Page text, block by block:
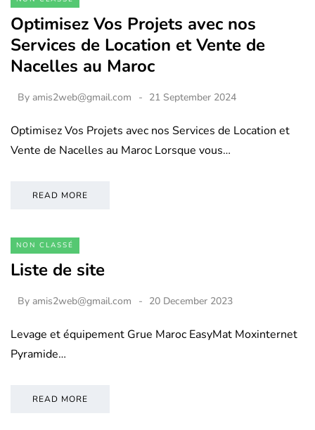
Optimisez Vos Projets avec nos
Services de Location et Vente de
Nacelles au Maroc
By amis2web@gmail.com 21 September 2024
Optimisez Vos Projets avec nos Services de Location et
Vente de Nacelles au Maroc Lorsque vous…
READ MORE
NON CLASSÉ
Liste de site
By amis2web@gmail.com 20 December 2023
Levage et équipement Grue Maroc EasyMat Moxinternet
Pyramide…
READ MORE